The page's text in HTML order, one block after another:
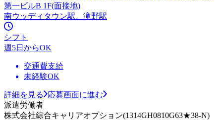
第一ビルB 1F(面接地)
南ウッディタウン駅、滝野駅
シフト
週5日からOK
交通費支給
未経験OK
詳細を見る
応募画面に進む
派遣労働者
株式会社綜合キャリアオプション(1314GH0810G63★38-N)